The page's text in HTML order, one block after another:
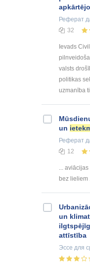
apkārtējo
Реферат
32
Ievads
valsts
politikas
uzmanība
un
Реферат
12
...
bez lieliem ...
un
attīstība
Эссе для